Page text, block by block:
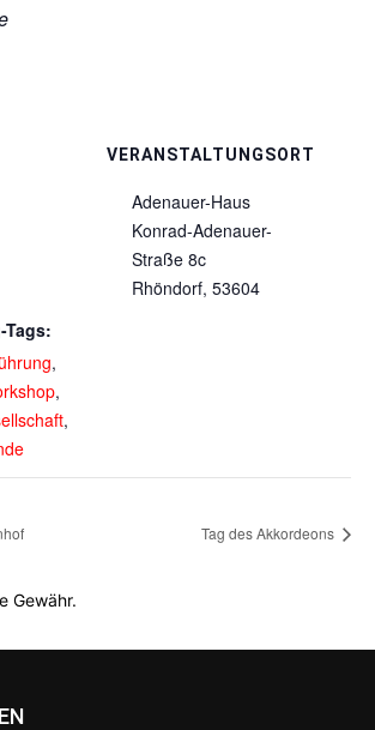
Tags:
,
,
,
VERANSTALTUNGSORT
Adenauer-Haus
Konrad-Adenauer-
Straße 8c
Rhöndorf, 53604
Tag des Akkordeons
Gewähr.